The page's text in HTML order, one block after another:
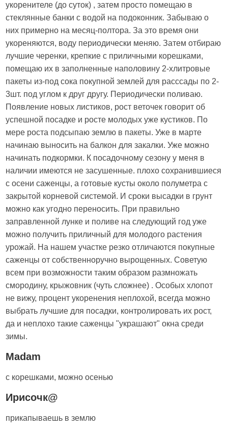
укоренителе (до суток) , затем просто помещаю в
стеклянные банки с водой на подоконник. Забываю о
них примерно на месяц-полтора. За это время они
укореняются, воду периодически меняю. Затем отбираю
лучшие черенки, крепкие с приличными корешками,
помещаю их в заполненные наполовину 2-хлитровые
пакеты из-под сока покупной землей для расссады по 2-
3шт. под углом к друг другу. Периодически поливаю.
Появление новых листиков, рост веточек говорит об
успешной посадке и росте молодых уже кустиков. По
мере роста подсыпаю землю в пакеты. Уже в марте
начинаю выносить на балкон для закалки. Уже можно
начинать подкормки. К посадочному сезону у меня в
наличии имеются не засушенные. плохо сохранившиеся
с осени саженцы, а готовые кусты около полуметра с
закрытой корневой системой. И сроки высадки в грунт
можно как угодно переносить. При правильно
заправленной лунке и поливе на следующий год уже
можно получить приличный для молодого растения
урожай. На нашем участке резко отличаются покупные
саженцы от собственноручно вырощенных. Советую
всем при возможности таким образом размножать
смородину, крыжовник (чуть сложнее) . Особых хлопот
не вижу, процент укоренения неплохой, всегда можно
выбрать лучшие для посадки, контролировать их рост,
да и неплохо такие саженцы "украшают" окна среди
зимы.
Madam
с корешками, можно осенью
Ирисочк@
прикапываешь в землю